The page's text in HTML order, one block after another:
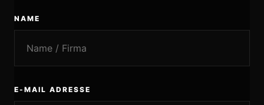
NAME
E-MAIL ADRESSE